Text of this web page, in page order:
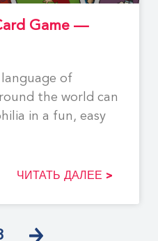
Game —
of
the world can
in a fun, easy
ЧИТАТЬ ДАЛЕЕ >